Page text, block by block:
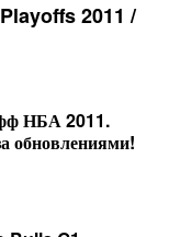
2011 /
НБА 2011.
обновлениями!